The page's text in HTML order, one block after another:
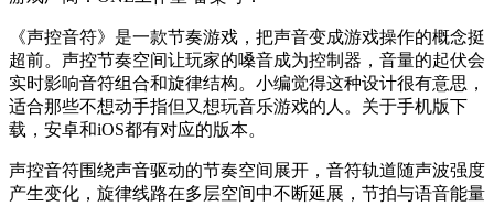
《声控音符》是一款节奏游戏，把声音变成游戏操作的概念挺
超前。声控节奏空间让玩家的嗓音成为控制器，音量的起伏会
实时影响音符组合和旋律结构。小编觉得这种设计很有意思，
适合那些不想动手指但又想玩音乐游戏的人。关于手机版下
载，安卓和iOS都有对应的版本。
声控音符围绕声音驱动的节奏空间展开，音符轨道随声波强度
产生变化，旋律线路在多层空间中不断延展，节拍与语音能量